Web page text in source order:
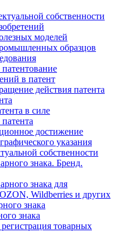
собственности
моделей
образцов
в патент
действия патента
в силе
достижение
указания
собственности
знака. Бренд.
знака для
Wildberries и других
знака
знака
товарных